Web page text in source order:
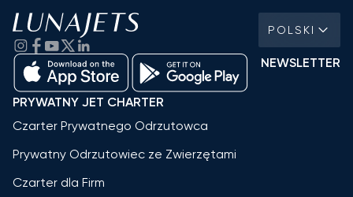
POLSKI
NEWSLETTER
PRYWATNY JET CHARTER
Czarter Prywatnego Odrzutowca
Prywatny Odrzutowiec ze Zwierzętami
Czarter dla Firm